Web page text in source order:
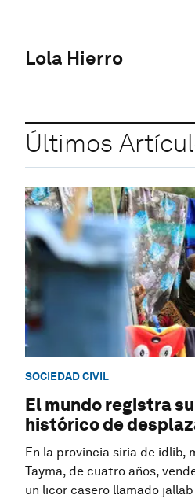
Lola Hierro
Últimos
SOCIEDAD CIVIL
El mundo registra
histórico de
En la provincia siria de idlib,
Tayma, de cuatro años,
un licor casero llamado